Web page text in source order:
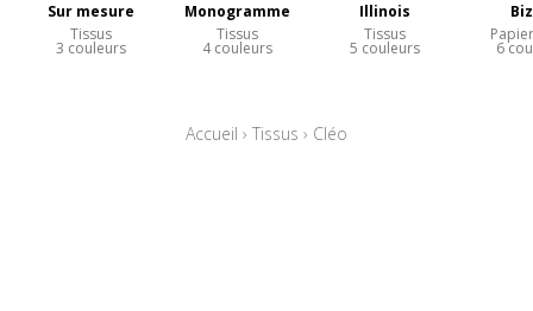
Sur mesure
Tissus
3 couleurs
Monogramme
Tissus
4 couleurs
Illinois
Tissus
5 couleurs 6
Accueil › Tissus › Cléo